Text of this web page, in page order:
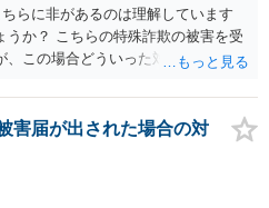
らに非があるのは理解しています
か？ こちらの特殊詐欺の被害を受
、この場合どういった対処が必要で
特殊詐欺関係なく旦那さんの行為
＞100万を支払わず穏便に和解する
は難しいです。相談者さんも１０
も払わないで和解したいと言われ
て欲しい、と思われるのではない
害届が出された場合の対